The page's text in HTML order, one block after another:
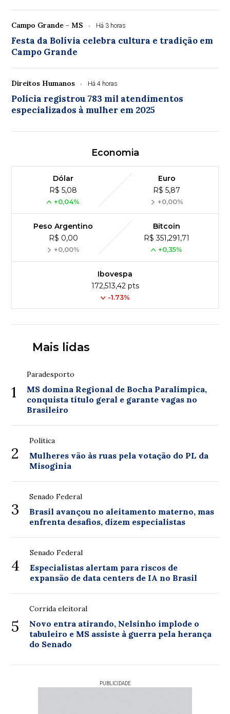
Campo Grande - MS Há 3 horas
Festa da Bolívia celebra cultura e tradição em
Campo Grande
Direitos Humanos Há 4 horas
Polícia registrou 783 mil atendimentos
especializados à mulher em 2025
Economia
Dólar
R$ 5,08
+0,04%
Euro
R$ 5,87
+0,00%
Peso Argentino
R$ 0,00
+0,00%
Bitcoin
R$ 351,291,71
+0,35%
Ibovespa
172,513,42 pts
-1.73%
Mais lidas
1
Paradesporto
MS domina Regional de Bocha Paralímpica,
conquista título geral e garante vagas no
Brasileiro
2
Política
Mulheres vão às ruas pela votação do PL da
Misoginia
3
Senado Federal
Brasil avançou no aleitamento materno, mas
enfrenta desafios, dizem especialistas
4
Senado Federal
Especialistas alertam para riscos de
expansão de data centers de IA no Brasil
5
Corrida eleitoral
Novo entra atirando, Nelsinho implode o
tabuleiro e MS assiste à guerra pela herança
do Senado
PUBLICIDADE